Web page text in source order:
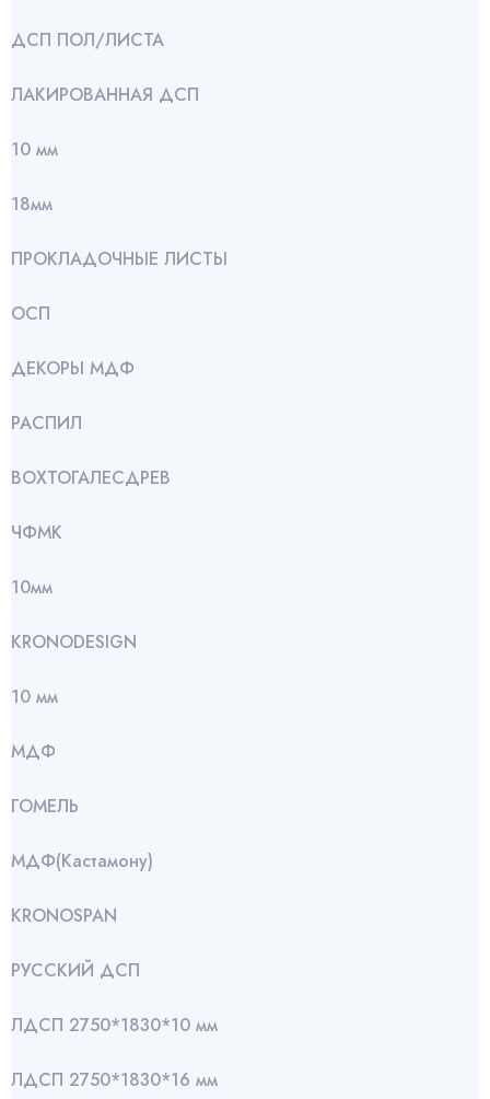
ДСП ПОЛ/ЛИСТА
ЛАКИРОВАННАЯ ДСП
10 мм
18мм
ПРОКЛАДОЧНЫЕ ЛИСТЫ
ОСП
ДЕКОРЫ МДФ
РАСПИЛ
ВОХТОГАЛЕСДРЕВ
ЧФМК
10мм
KRONODESIGN
10 мм
МДФ
ГОМЕЛЬ
МДФ(Кастамону)
KRONOSPAN
РУССКИЙ ДСП
ЛДСП 2750*1830*10 мм
ЛДСП 2750*1830*16 мм